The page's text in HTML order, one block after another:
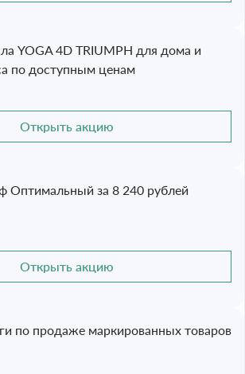
YOGA 4D TRIUMPH для дома и
по доступным ценам
Открыть акцию
Оптимальный за 8 240 рублей
Открыть акцию
по продаже маркированных товаров